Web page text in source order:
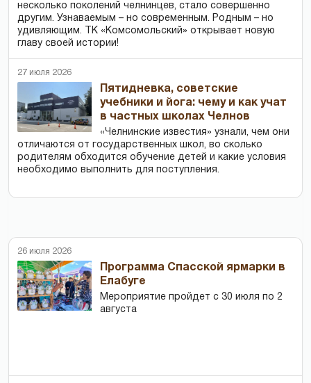
несколько поколений челнинцев, стало совершенно
другим. Узнаваемым – но современным. Родным – но
удивляющим. ТК «Комсомольский» открывает новую
главу своей истории!
27 июля 2026
Пятидневка, советские
учебники и йога: чему и как учат
в частных школах Челнов
«Челнинские известия» узнали, чем они
отличаются от государственных школ, во сколько
родителям обходится обучение детей и какие условия
необходимо выполнить для поступления.
26 июля 2026
Программа Спасской ярмарки в
Елабуге
Мероприятие пройдет с 30 июля по 2
августа